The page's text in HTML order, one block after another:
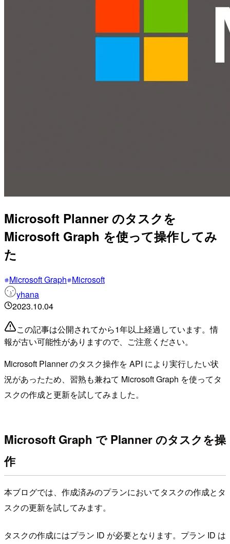
Microsoft Planner のタスクを
Microsoft Graph を使って操作してみ
た
Microsoft Graph Microsoft
yhana
2023.10.04
この記事は公開されてから1年以上経過しています。情
報が古い可能性がありますので、ご注意ください。
Microsoft Planner のタスク操作を API により実行したい状
況があったため、習熟も兼ねて Microsoft Graph を使ってタ
スクの作成と更新を試してみました。
Microsoft Graph で Planner のタスクを操
作
本ブログでは、作成済みのプランにおいてタスクの作成とタ
スクの更新を試してみます。
タスクの作成にはプラン ID が必要となります。プラン ID は